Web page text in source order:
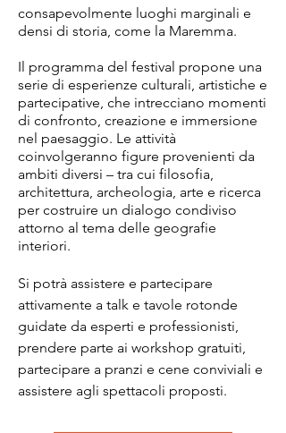
consapevolmente luoghi marginali e
densi di storia, come la Maremma.
Il programma del festival propone una
serie di esperienze culturali, artistiche e
partecipative, che intrecciano momenti
di confronto, creazione e immersione
nel paesaggio. Le attività
coinvolgeranno figure provenienti da
ambiti diversi – tra cui filosofia,
architettura, archeologia, arte e ricerca
per costruire un dialogo condiviso
attorno al tema delle geografie
interiori.
Si potrà assistere e partecipare
attivamente a talk e tavole rotonde
guidate da esperti e professionisti,
prendere parte ai workshop gratuiti,
partecipare a pranzi e cene conviviali e
assistere agli spettacoli proposti.